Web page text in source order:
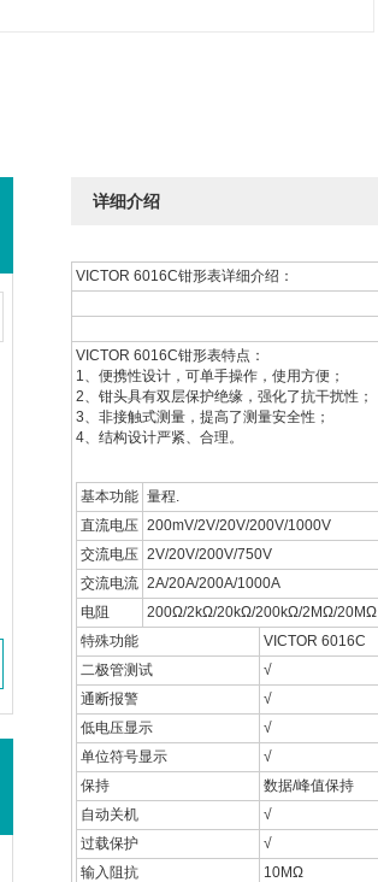
详细介绍
VICTOR 6016C钳形表详细介绍：
VICTOR 6016C钳形表特点：
1、便携性设计，可单手操作，使用方便；
2、钳头具有双层保护绝缘，强化了抗干扰性；
3、非接触式测量，提高了测量安全性；
4、结构设计严紧、合理。
基本功能 量程.
直流电压 200mV/2V/20V/200V/1000V
交流电压 2V/20V/200V/750V
交流电流 2A/20A/200A/1000A
电阻
200Ω/2kΩ/20kΩ/200kΩ/2MΩ/20MΩ
特殊功能
VICTOR 6016C
二极管测试
√
通断报警
√
低电压显示
√
单位符号显示
√
保持
数据/峰值保持
自动关机
√
过载保护
√
输入阻抗
10MΩ